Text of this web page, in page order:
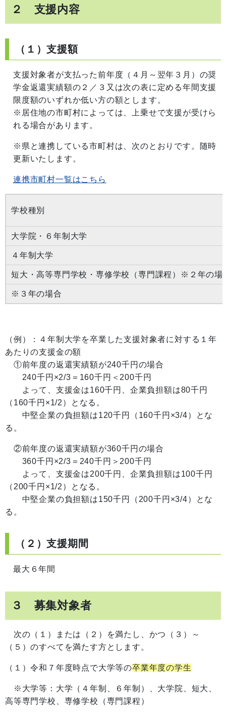
２ 支援内容
（１）支援額
支援対象者が支払った前年度（４月～翌年３月）の奨
学金返還実績額の２／３又は次の表に定める年間支援
限度額のいずれか低い方の額とします。
※居住地の市町村によっては、上乗せで支援が受けら
れる場合があります。
※県と連携している市町村は、次のとおりです。随時
更新いたします。
連携市町村一覧はこちら
学校種別
大学院・６年制大学
４年制大学
短大・高等専門学校・専修学校（専門課程）※２年の場
※３年の場合
（例）：４年制大学を卒業した支援対象者に対する１年
あたりの支援金の額
①前年度の返還実績額が240千円の場合
240千円×2/3＝160千円＜200千円
よって、支援金は160千円、企業負担額は80千円
（160千円×1/2）となる。
中堅企業の負担額は120千円（160千円×3/4）とな
る。
②前年度の返還実績額が360千円の場合
360千円×2/3＝240千円＞200千円
よって、支援金は200千円、企業負担額は100千円
（200千円×1/2）となる。
中堅企業の負担額は150千円（200千円×3/4）とな
る。
（２）支援期間
最大６年間
３ 募集対象者
次の（１）または（２）を満たし、かつ（３）～
（５）のすべてを満たす方とします。
（１）令和７年度時点で大学等の卒業年度の学生
※大学等：大学（４年制、６年制）、大学院、短大、
高等専門学校、専修学校（専門課程）